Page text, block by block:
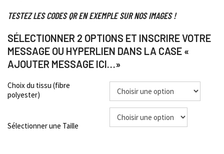
TESTEZ LES CODES QR EN EXEMPLE SUR NOS IMAGES !
SÉLECTIONNER 2 OPTIONS ET INSCRIRE VOTRE
MESSAGE OU HYPERLIEN DANS LA CASE «
AJOUTER MESSAGE ICI…»
Choix du tissu (fibre
polyester)
Sélectionner une Taille